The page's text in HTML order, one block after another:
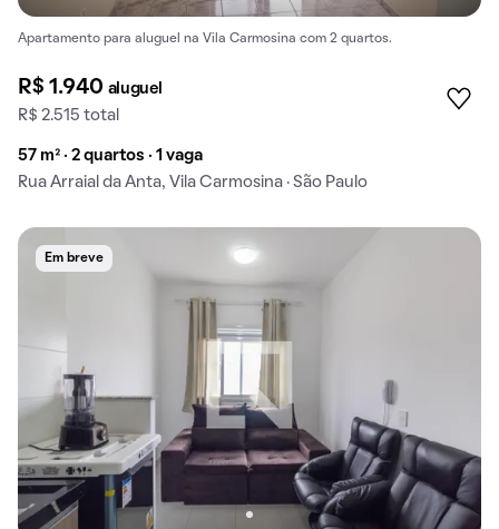
Apartamento para aluguel na Vila Carmosina com 2 quartos.
R$ 1.940 aluguel
R$ 2.515 total
57 m² · 2 quartos · 1 vaga
Rua Arraial da Anta, Vila Carmosina · São Paulo
Em breve